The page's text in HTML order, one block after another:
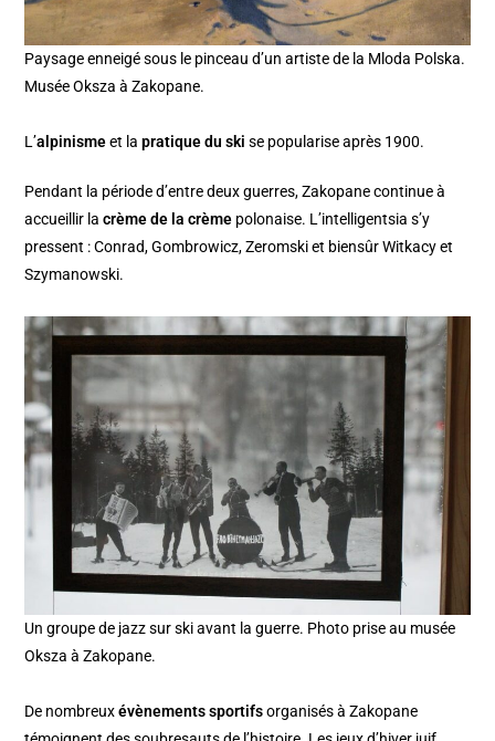
Paysage enneigé sous le pinceau d’un artiste de la Mloda Polska.
Musée Oksza à Zakopane.
L’alpinismeet lapratique du ski se popularise après 1900.
Pendant la période d’entre deux guerres, Zakopane continue à
accueillir lacrème de la crème polonaise. L’intelligentsia s’y
pressent : Conrad, Gombrowicz, Zeromski et biensûr Witkacy et
Szymanowski.
Un groupe de jazz sur ski avant la guerre. Photo prise au musée
Oksza à Zakopane.
De nombreuxévènements sportifsorganisés à Zakopane